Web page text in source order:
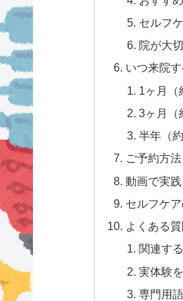
セルフ
院が大
いつ来院す
1ヶ月（
3ヶ月（
半年（
ご予約方法
動画で実
セルフケ
よくある
関連す
実体験
専門用